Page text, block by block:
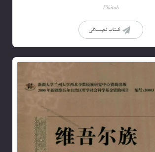
Elkitab
كىتاب تەپسىلاتى